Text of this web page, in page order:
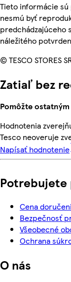
Tieto informácie
nesmú byť
predchádzajúceho
náležitého
© TESCO STORES
Zatiaľ bez
Pomôžte
Hodnotenia
Tesco neoveruje
Napísať hodnotenie
Potrebujete
Cena
Bezpečnosť
Všeobecné
Ochrana
O nás